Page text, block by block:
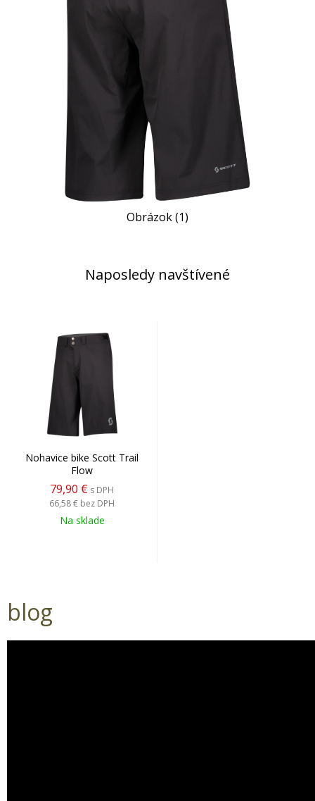
Obrázok (1)
Naposledy navštívené
Nohavice bike Scott Trail
Flow
79,90 € s DPH
66,58 € bez DPH
Na sklade
blog